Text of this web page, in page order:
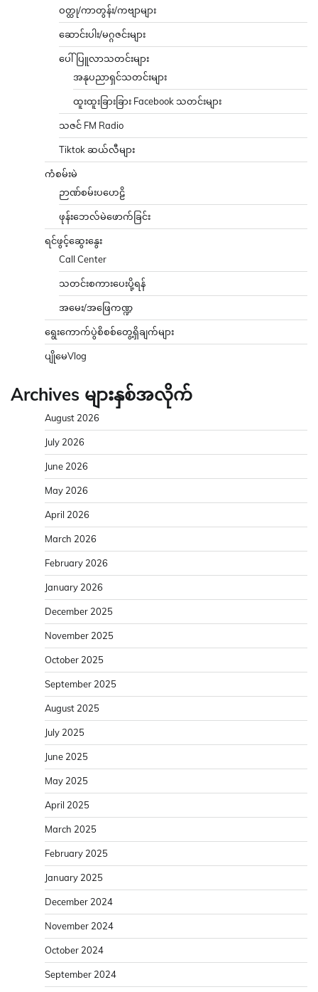
ဝတ္ထု/ကာတွန်း/ကဗျာများ
ဆောင်းပါး/မဂ္ဂဇင်းများ
ပေါ်ပြူလာသတင်းများ
အနုပညာရှင်သတင်းများ
ထူးထူးခြားခြား Facebook သတင်းများ
သဇင် FM Radio
Tiktok ဆယ်လီများ
ကံစမ်းမဲ
ဉာဏ်စမ်းပဟေဠိ
ဖုန်းဘေလ်မဲဖောက်ခြင်း
ရင်ဖွင့်ဆွေးနွေး
Call Center
သတင်းစကားပေးပို့ရန်
အမေး/အဖြေကဏ္ဍ
ရွေးကောက်ပွဲစိစစ်တွေ့ရှိချက်များ
ပျိုမေVlog
Archives များနှစ်အလိုက်
August 2026
July 2026
June 2026
May 2026
April 2026
March 2026
February 2026
January 2026
December 2025
November 2025
October 2025
September 2025
August 2025
July 2025
June 2025
May 2025
April 2025
March 2025
February 2025
January 2025
December 2024
November 2024
October 2024
September 2024